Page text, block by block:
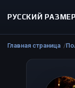
РУССКИЙ
Главная страница